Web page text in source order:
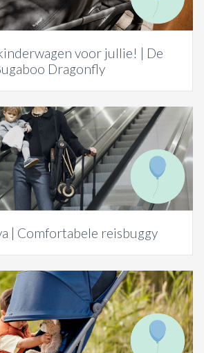
voor jullie! | De
Dragonfly
| Comfortabele reisbuggy